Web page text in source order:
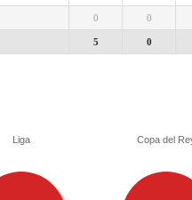
0 0
5 0
Liga Copa del